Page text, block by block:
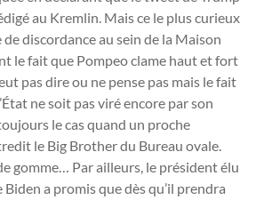
au Kremlin. Mais ce le plus curieux
discordance au sein de la Maison
le fait que Pompeo clame haut et fort
pas dire ou ne pense pas mais le fait
ne soit pas viré encore par son
le cas quand un proche
le Big Brother du Bureau ovale.
gomme… Par ailleurs, le président élu
a promis que dès qu’il prendra